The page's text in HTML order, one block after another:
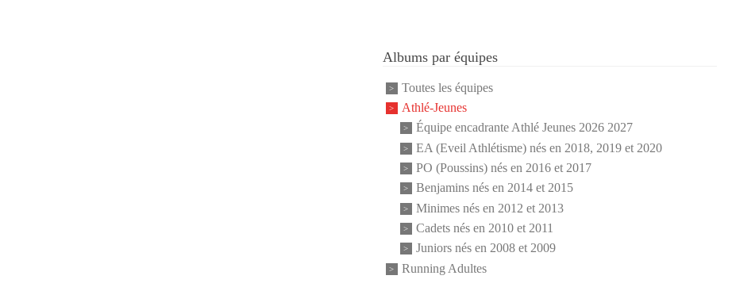
Albums par équipes
Toutes les équipes
Athlé-Jeunes
Équipe encadrante Athlé Jeunes 2026 2027
EA (Eveil Athlétisme) nés en 2018, 2019 et 2020
PO (Poussins) nés en 2016 et 2017
Benjamins nés en 2014 et 2015
Minimes nés en 2012 et 2013
Cadets nés en 2010 et 2011
Juniors nés en 2008 et 2009
Running Adultes